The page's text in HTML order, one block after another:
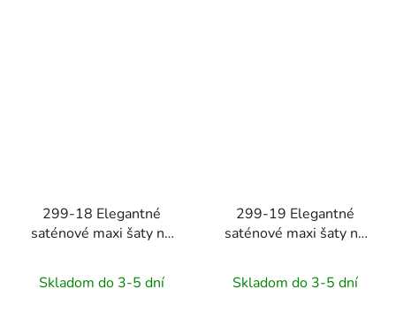
299-18 Elegantné
saténové maxi šaty na
čierne s trblietkami
Skladom do 3-5 dní
299-19 Elegantné
saténové maxi šaty na
fuchsiové s trblietkami
Skladom do 3-5 dní